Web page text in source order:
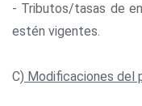
- Tributos/tasas de
estén vigentes.
C) Modificaciones del